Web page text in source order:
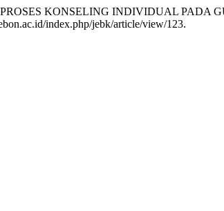
PROSES KONSELING INDIVIDUAL
index.php/jebk/article/view/123.